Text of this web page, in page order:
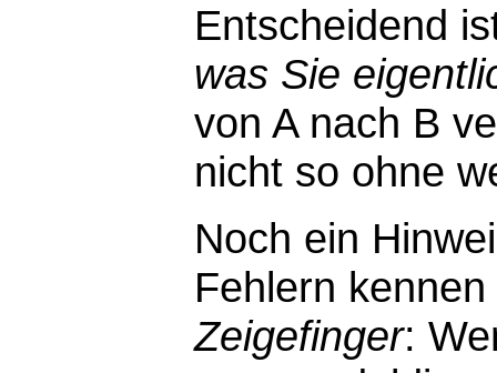
Entscheidend
was Sie
von A nach B
nicht so ohne
Noch ein
Fehlern
Zeigefinger: